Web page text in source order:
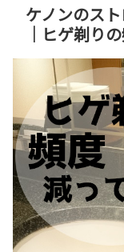
ケノンのス
｜ヒゲ剃り